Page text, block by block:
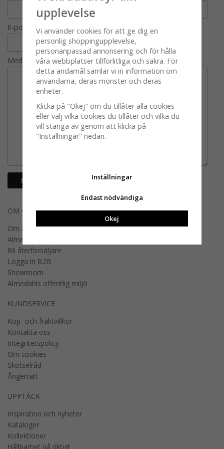
E-post
Meddelande
OM OSS
Om Almedahls
Almedahls designers
Bli återförsäljare
Logga in B2B
Showroom
Almedahls offentlig miljö
KUNDSERVICE
Köp- och fraktvillkor
Kontakta oss
Integritetspolicy
Om cookies
Skötselråd
Ångerrätt
UPPTÄCK
Inspiration och nyheter
Kataloger
Kollektioner
Hållbarhet på riktigt
upplevelse
Vi använder cookies för att ge dig en
personlig shoppingupplevelse,
personanpassad annonsering och för hålla
våra webbplatser tillförlitliga och säkra. För
detta ändamål samlar vi in information om
användarna, deras mönster och deras
enheter.
Klicka på "Okej" om du tillåter alla cookies
eller välj vilka cookies du tillåter och vilka du
vill stänga av genom att klicka på
"Inställningar" nedan.
Inställningar
Endast nödvändiga
Okej